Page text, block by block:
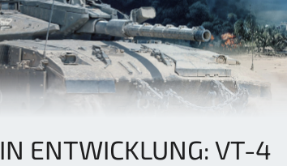
IN ENTWICKLUNG: VT-4